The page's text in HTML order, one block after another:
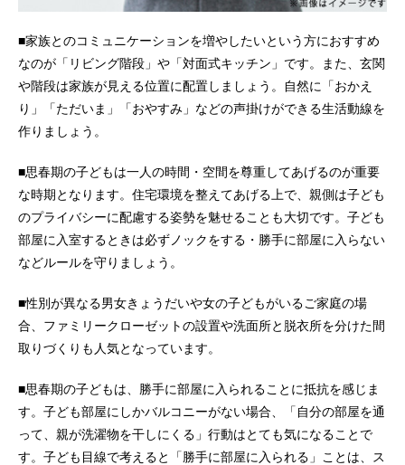
■家族とのコミュニケーションを増やしたいという方におすすめ
なのが「リビング階段」や「対面式キッチン」です。また、玄関
や階段は家族が見える位置に配置しましょう。自然に「おかえ
り」「ただいま」「おやすみ」などの声掛けができる生活動線を
作りましょう。
■思春期の子どもは一人の時間・空間を尊重してあげるのが重要
な時期となります。住宅環境を整えてあげる上で、親側は子ども
のプライバシーに配慮する姿勢を魅せることも大切です。子ども
部屋に入室するときは必ずノックをする・勝手に部屋に入らない
などルールを守りましょう。
■性別が異なる男女きょうだいや女の子どもがいるご家庭の場
合、ファミリークローゼットの設置や洗面所と脱衣所を分けた間
取りづくりも人気となっています。
■思春期の子どもは、勝手に部屋に入られることに抵抗を感じま
す。子ども部屋にしかバルコニーがない場合、「自分の部屋を通
って、親が洗濯物を干しにくる」行動はとても気になることで
す。子ども目線で考えると「勝手に部屋に入られる」ことは、ス